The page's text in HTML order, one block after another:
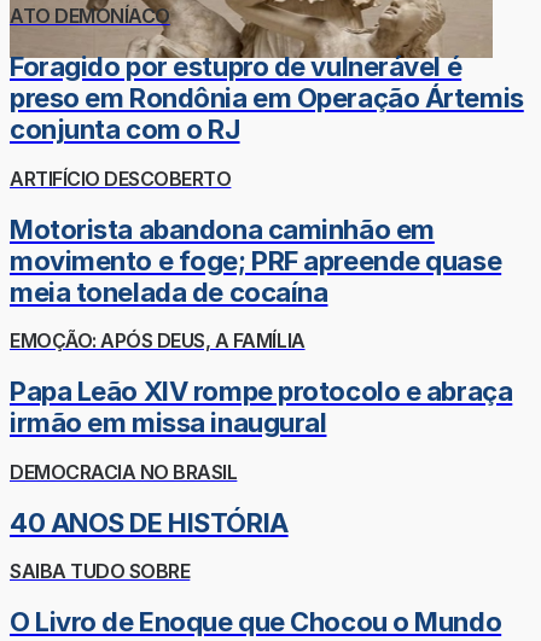
ATO DEMONÍACO
Foragido por estupro de vulnerável é
preso em Rondônia em Operação Ártemis
conjunta com o RJ
ARTIFÍCIO DESCOBERTO
Motorista abandona caminhão em
movimento e foge; PRF apreende quase
meia tonelada de cocaína
EMOÇÃO: APÓS DEUS, A FAMÍLIA
Papa Leão XIV rompe protocolo e abraça
irmão em missa inaugural
DEMOCRACIA NO BRASIL
40 ANOS DE HISTÓRIA
SAIBA TUDO SOBRE
O Livro de Enoque que Chocou o Mundo